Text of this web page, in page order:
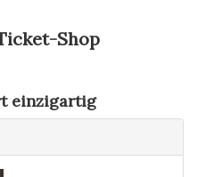
Shop
einzigartig